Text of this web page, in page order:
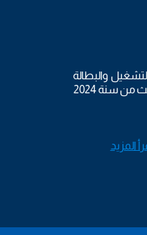
والبطالة
من سنة 2024
المزيد